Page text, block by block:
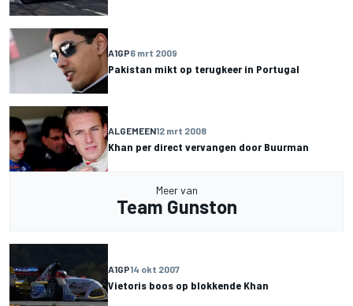
A1GP6 mrt 2009
Pakistan mikt op terugkeer in Portugal
ALGEMEEN12 mrt 2008
Khan per direct vervangen door Buurman
Meer van
Team Gunston
A1GP14 okt 2007
Vietoris boos op blokkende Khan